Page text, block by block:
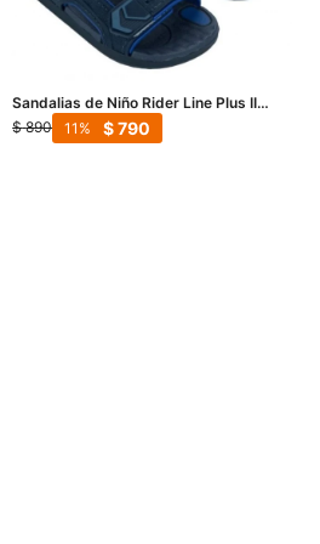
Sandalias de Niño Rider Line Plus II
Papete - Azul
$ 890 $790
11